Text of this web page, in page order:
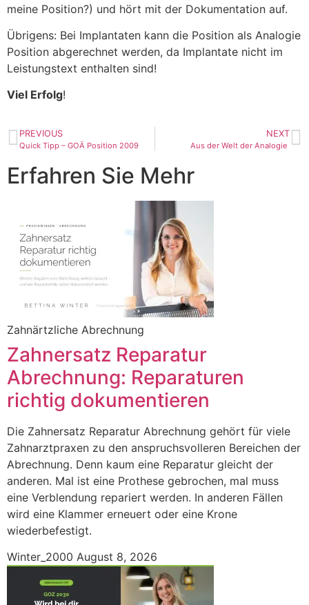
meine Position?) und hört mit der Dokumentation auf.
Übrigens: Bei Implantaten kann die Position als Analogie
Position abgerechnet werden, da Implantate nicht im
Leistungstext enthalten sind!
Viel Erfolg!
PREVIOUS
Quick Tipp – GOÄ Position 2009
NEXT
Aus der Welt der Analogie
Erfahren Sie Mehr
Zahnärtzliche Abrechnung
Zahnersatz Reparatur
Abrechnung: Reparaturen
richtig dokumentieren
Die Zahnersatz Reparatur Abrechnung gehört für viele
Zahnarztpraxen zu den anspruchsvolleren Bereichen der
Abrechnung. Denn kaum eine Reparatur gleicht der
anderen. Mal ist eine Prothese gebrochen, mal muss
eine Verblendung repariert werden. In anderen Fällen
wird eine Klammer erneuert oder eine Krone
wiederbefestigt.
Winter_2000 August 8, 2026